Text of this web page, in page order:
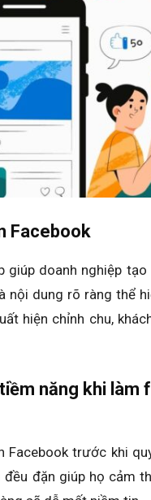
Facebook
giúp doanh nghiệp
nội dung rõ ràng thể
hiện chỉnh chu,
năng khi làm
trước khi
đặn giúp họ cảm